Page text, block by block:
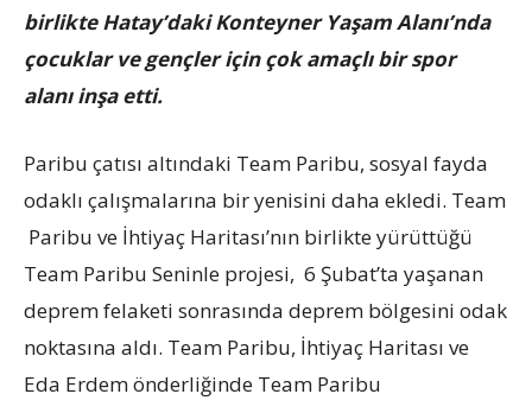
birlikte Hatay’daki Konteyner Yaşam Alanı’nda
çocuklar ve gençler için çok amaçlı bir spor
alanı inşa etti.
Paribu çatısı altındaki Team Paribu, sosyal fayda
odaklı çalışmalarına bir yenisini daha ekledi. Team
Paribu ve İhtiyaç Haritası’nın birlikte yürüttüğü
Team Paribu Seninle projesi, 6 Şubat’ta yaşanan
deprem felaketi sonrasında deprem bölgesini odak
noktasına aldı. Team Paribu, İhtiyaç Haritası ve
Eda Erdem önderliğinde Team Paribu